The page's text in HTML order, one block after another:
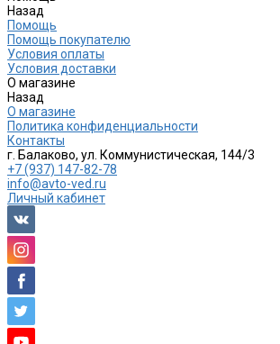
Назад
Помощь
Помощь покупателю
Условия оплаты
Условия доставки
О магазине
Назад
О магазине
Политика конфиденциальности
Контакты
г. Балаково, ул. Коммунистическая, 144/3
+7 (937) 147-82-78
info@avto-ved.ru
Личный кабинет